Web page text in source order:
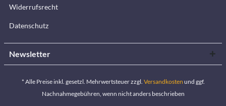
Widerrufsrecht
Datenschutz
Newsletter
* Alle Preise inkl. gesetzl. Mehrwertsteuer zzgl. Versandkosten und ggf.
Nachnahmegebühren, wenn nicht anders beschrieben